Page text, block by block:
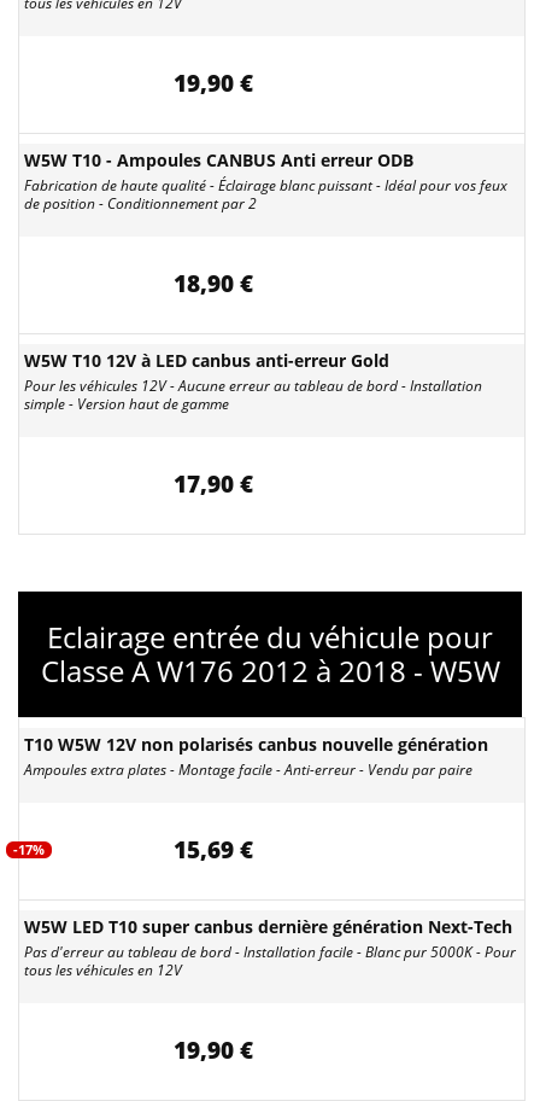
19,90 €
W5W T10 - Ampoules CANBUS Anti erreur ODB
Fabrication de haute qualité - Éclairage blanc puissant - Idéal pour vos feux
de position - Conditionnement par 2
18,90 €
W5W T10 12V à LED canbus anti-erreur Gold
Pour les véhicules 12V - Aucune erreur au tableau de bord - Installation
simple - Version haut de gamme
17,90 €
Eclairage entrée du véhicule pour
Classe A W176 2012 à 2018 - W5W
T10 W5W 12V non polarisés canbus nouvelle génération
Ampoules extra plates - Montage facile - Anti-erreur - Vendu par paire
-17% 15,69 €
W5W LED T10 super canbus dernière génération Next-Tech
Pas d'erreur au tableau de bord - Installation facile - Blanc pur 5000K - Pour
tous les véhicules en 12V
19,90 €